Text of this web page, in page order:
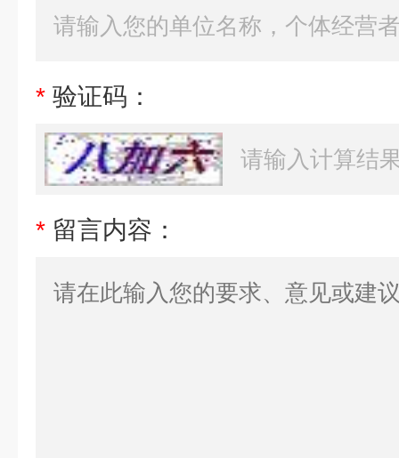
* 验证码：
* 留言内容：